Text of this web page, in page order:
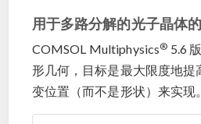
用于多路分解的光子晶体
COMSOL Multiphysics® 5.6
形几何，目标是最大限度地
变位置（而不是形状）来实现。